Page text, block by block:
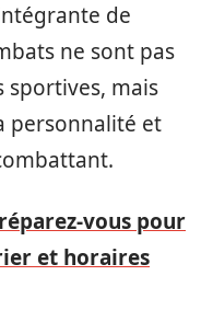
de
ne sont pas
sportives, mais
personnalité et
vous pour
et horaires